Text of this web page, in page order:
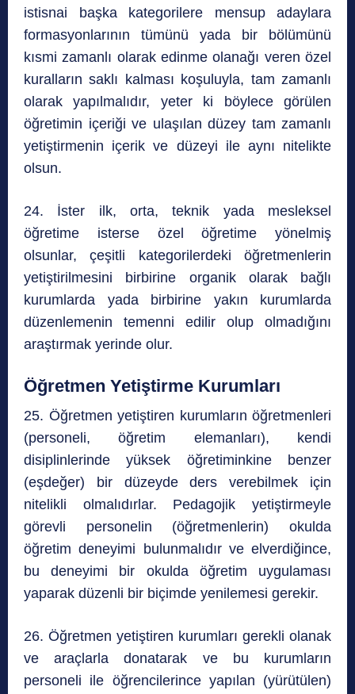
istisnai başka kategorilere mensup adaylara
formasyonlarının tümünü yada bir bölümünü
kısmi zamanlı olarak edinme olanağı veren özel
kuralların saklı kalması koşuluyla, tam zamanlı
olarak yapılmalıdır, yeter ki böylece görülen
öğretimin içeriği ve ulaşılan düzey tam zamanlı
yetiştirmenin içerik ve düzeyi ile aynı nitelikte
olsun.
24. İster ilk, orta, teknik yada mesleksel
öğretime isterse özel öğretime yönelmiş
olsunlar, çeşitli kategorilerdeki öğretmenlerin
yetiştirilmesini birbirine organik olarak bağlı
kurumlarda yada birbirine yakın kurumlarda
düzenlemenin temenni edilir olup olmadığını
araştırmak yerinde olur.
Öğretmen Yetiştirme Kurumları
25. Öğretmen yetiştiren kurumların öğretmenleri
(personeli, öğretim elemanları), kendi
disiplinlerinde yüksek öğretiminkine benzer
(eşdeğer) bir düzeyde ders verebilmek için
nitelikli olmalıdırlar. Pedagojik yetiştirmeyle
görevli personelin (öğretmenlerin) okulda
öğretim deneyimi bulunmalıdır ve elverdiğince,
bu deneyimi bir okulda öğretim uygulaması
yaparak düzenli bir biçimde yenilemesi gerekir.
26. Öğretmen yetiştiren kurumları gerekli olanak
ve araçlarla donatarak ve bu kurumların
personeli ile öğrencilerince yapılan (yürütülen)